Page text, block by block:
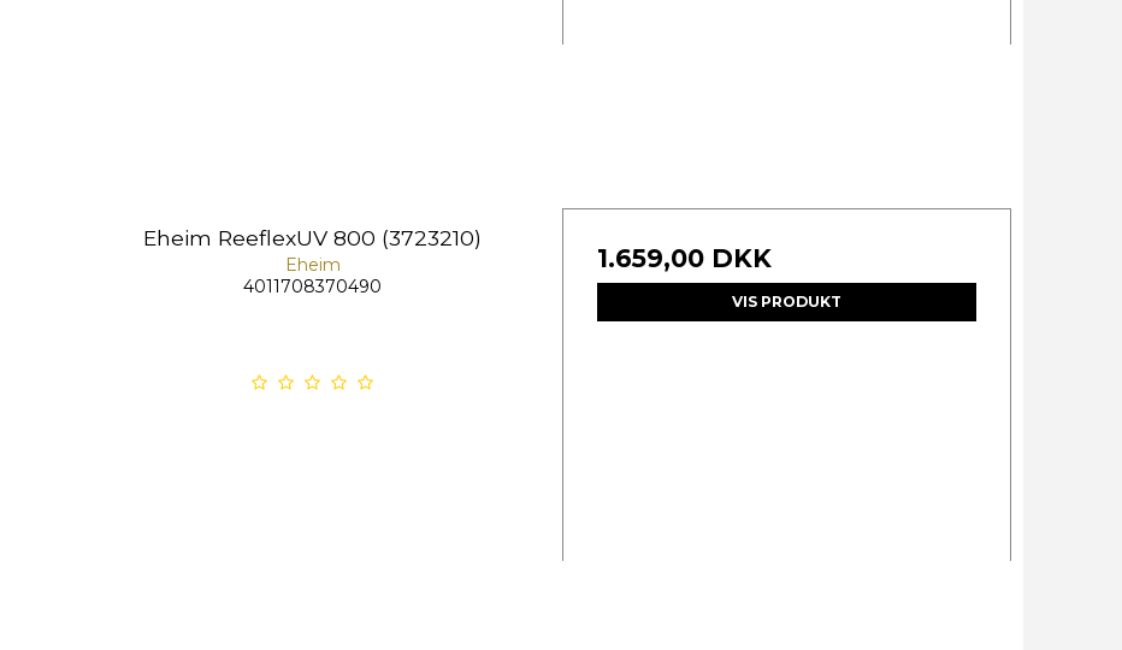
Eheim ReeflexUV 800 (3723210)
Eheim
4011708370490
1.659,00 DKK
VIS PRODUKT